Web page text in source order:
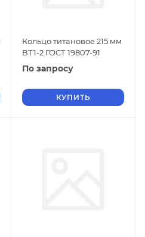
Кольцо титановое 215 мм
ВТ1-2 ГОСТ 19807-91
По запросу
КУПИТЬ